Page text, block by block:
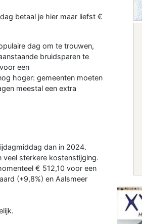
betaal je hier maar liefst €
dag om te trouwen,
bruidsparen te
een
hoger: gemeenten moeten
meestal een extra
dan in 2024.
veel sterkere kostenstijging.
€ 512,10 voor een
(+9,8%) en Aalsmeer